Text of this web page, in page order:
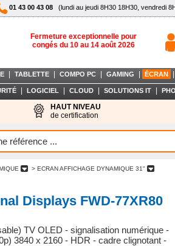
01 43 00 43 08 (lundi au jeudi 8H30 18H30, vendredi
Fermeture exceptionnelle pour
congés du 10 au 14 août 2026
TABLETTE COMPO PC GAMING ÉCRAN
LOGICIEL CLOUD SOLUTIONS IT
HAUT NIVEAU
de certification
> ECRAN AFFICHAGE DYNAMIQUE 31"
Displays FWD-77XR80
TV OLED - signalisation numérique -
3840 x 2160 - HDR - cadre clignotant -